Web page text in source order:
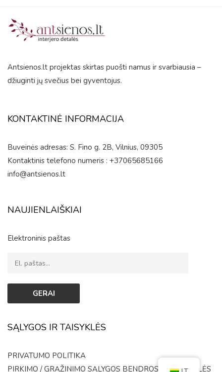
Antsienos.lt projektas skirtas puošti namus ir svarbiausia –
džiuginti jų svečius bei gyventojus.
KONTAKTINĖ INFORMACIJA
Buveinės adresas: S. Fino g. 2B, Vilnius, 09305
Kontaktinis telefono numeris : +37065685166
info@antsienos.lt
NAUJIENLAIŠKIAI
Elektroninis paštas
SĄLYGOS IR TAISYKLĖS
PRIVATUMO POLITIKA
PIRKIMO / GRĄŽINIMO SĄLYGOS BENDROSIOS TAISYKLĖS